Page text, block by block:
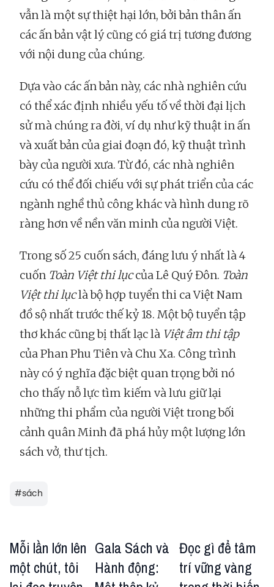
vẫn là một sự thiệt hại lớn, bởi bản thân ấn
các ấn bản vật lý cũng có giá trị tương đương
với nội dung của chúng.
Dựa vào các ấn bản này, các nhà nghiên cứu
có thể xác định nhiều yếu tố về thời đại lịch
sử mà chúng ra đời, ví dụ như kỹ thuật in ấn
và xuất bản của giai đoạn đó, kỹ thuật trình
bày của người xưa. Từ đó, các nhà nghiên
cứu có thể đối chiếu với sự phát triển của các
ngành nghề thủ công khác và hình dung rõ
ràng hơn về nền văn minh của người Việt.
Trong số 25 cuốn sách, đáng lưu ý nhất là 4
cuốn Toàn Việt thi lụccủa Lê Quý Đôn. Toàn
Việt thi lụclà bộ hợp tuyển thi ca Việt Nam
đồ sộ nhất trước thế kỷ 18. Một bộ tuyển tập
thơ khác cũng bị thất lạc là Việt âm thi tập
của Phan Phu Tiên và Chu Xa. Công trình
này có ý nghĩa đặc biệt quan trọng bởi nó
cho thấy nỗ lực tìm kiếm và lưu giữ lại
những thi phẩm của người Việt trong bối
cảnh quân Minh đã phá hủy một lượng lớn
sách vở, thư tịch.
#sách
Mỗi lần lớn lên
một chút, tôi
Gala Sách và
Hành động:
Đọc gì để tâm
trí vững vàng